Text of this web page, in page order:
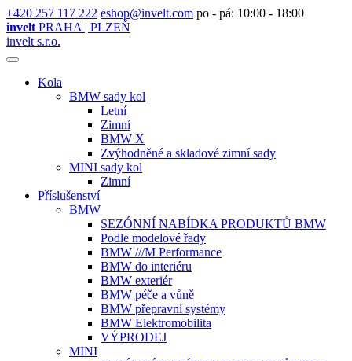
+420 257 117 222 eshop@invelt.com po - pá: 10:00 - 18:00
invelt PRAHA | PLZEŇ
invelt s.r.o.
Kola
BMW sady kol
Letní
Zimní
BMW X
Zvýhodněné a skladové zimní sady
MINI sady kol
Zimní
Příslušenství
BMW
SEZÓNNÍ NABÍDKA PRODUKTŮ BMW
Podle modelové řady
BMW ///M Performance
BMW do interiéru
BMW exteriér
BMW péče a vůně
BMW přepravní systémy
BMW Elektromobilita
VÝPRODEJ
MINI